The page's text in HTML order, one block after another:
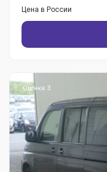
Цена в России
Оценка: 3